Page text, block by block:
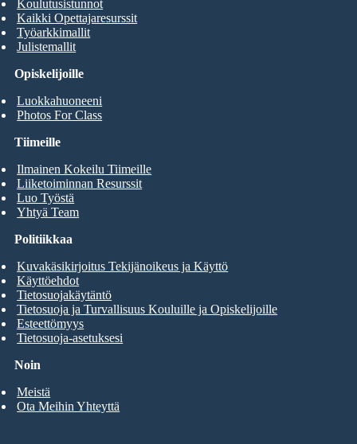
Opiskelijoille
Luokkahuoneeni
Photos For Class
Koulutusistunnot
Kaikki Opettajaresurssit
Työarkkimallit
Julistemallit
Tiimeille
Ilmainen Kokeilu Tiimeille
Liiketoiminnan Resurssit
Luo Työstä
Yhtyä Team
Noin
Meistä
Ota Meihin Yhteyttä
Politiikkaa
Kuvakäsikirjoitus Tekijänoikeus ja Käyttö
Käyttöehdot
Tietosuojakäytäntö
Tietosuoja ja Turvallisuus Kouluille ja Opiskelijoille
Esteettömyys
Tietosuoja-asetuksesi